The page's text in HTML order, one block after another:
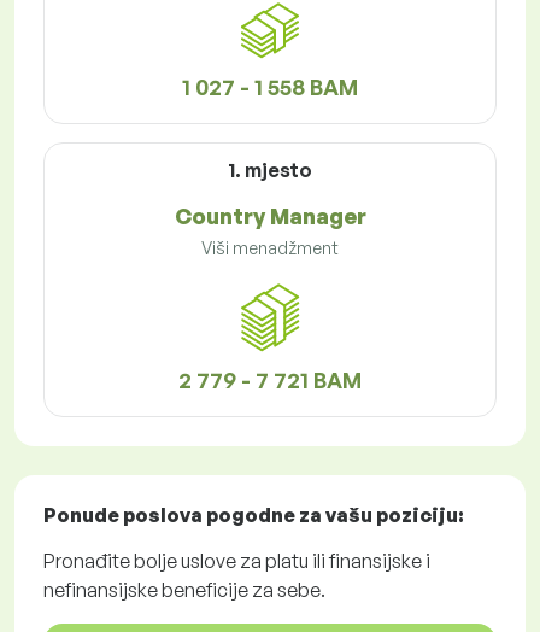
1 027 - 1 558 BAM
1. mjesto
Country Manager
Viši menadžment
2 779 - 7 721 BAM
Ponude poslova pogodne za vašu poziciju:
Pronađite bolje uslove za platu ili finansijske i
nefinansijske beneficije za sebe.